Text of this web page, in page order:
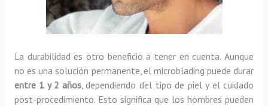
La durabilidad es otro beneficio a tener en cuenta. Aunque
no es una solución permanente, el microblading puede durar
entre 1 y 2 años, dependiendo del tipo de piel y el cuidado
post-procedimiento. Esto significa que los hombres pueden